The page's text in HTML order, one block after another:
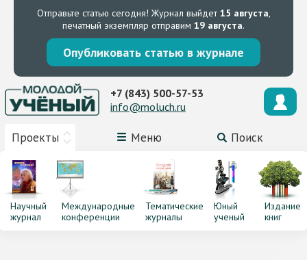
Отправьте статью сегодня! Журнал выйдет15 августа,
печатный экземпляр отправим 19 августа.
Опубликовать статью в журнале
Проекты Меню Поиск
+7 (843) 500-57-53
info@moluch.ru
Научный
журнал
Международные
конференции
Тематические
журналы
Юный
ученый
Издание
книг